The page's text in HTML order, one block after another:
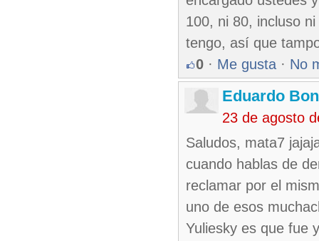
100, ni 80, incluso
tengo, así que
0 · Me gusta · No
Eduardo
23 de agosto
Saludos, mata7
cuando hablas de
reclamar por el
uno de esos
Yuliesky es que fue